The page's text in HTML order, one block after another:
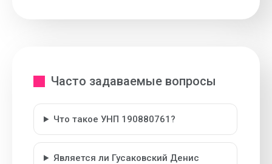
Часто задаваемые вопросы
Что такое УНП 190880761?
Является ли Гусаковский Денис